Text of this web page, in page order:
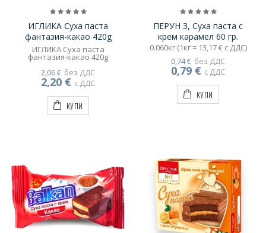
ИГЛИКА Суха паста
фантазия-какао 420g
ИГЛИКА Суха паста
фантазия-какао 420g
без ДДС
2,06 €
с ДДС
2,20 €
КУПИ
ПЕРУН З, Суха паста с
крем карамел 60 гр.
0.060кг (1кг = 13,17 € с ДДС)
без ДДС
0,74 €
с ДДС
0,79 €
КУПИ